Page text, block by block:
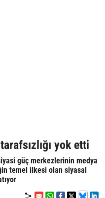
yok etti
güç merkezlerinin medya
temel ilkesi olan siyasal